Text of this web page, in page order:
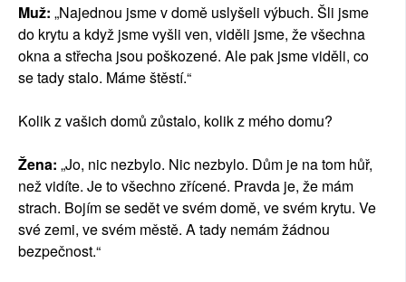
Muž: „Najednou jsme v domě uslyšeli výbuch. Šli jsme
do krytu a když jsme vyšli ven, viděli jsme, že všechna
okna a střecha jsou poškozené. Ale pak jsme viděli, co
se tady stalo. Máme štěstí.“
Kolik z vašich domů zůstalo, kolik z mého domu?
Žena: „Jo, nic nezbylo. Nic nezbylo. Dům je na tom hůř,
než vidíte. Je to všechno zřícené. Pravda je, že mám
strach. Bojím se sedět ve svém domě, ve svém krytu. Ve
své zemi, ve svém městě. A tady nemám žádnou
bezpečnost.“